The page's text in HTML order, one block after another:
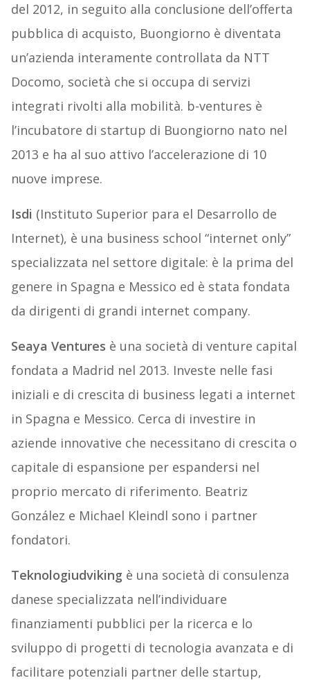
del 2012, in seguito alla conclusione dell’offerta
pubblica di acquisto, Buongiorno è diventata
un’azienda interamente controllata da NTT
Docomo, società che si occupa di servizi
integrati rivolti alla mobilità. b-ventures è
l’incubatore di startup di Buongiorno nato nel
2013 e ha al suo attivo l’accelerazione di 10
nuove imprese.
Isdi (Instituto Superior para el Desarrollo de
Internet), è una business school “internet only”
specializzata nel settore digitale: è la prima del
genere in Spagna e Messico ed è stata fondata
da dirigenti di grandi internet company.
Seaya Ventures è una società di venture capital
fondata a Madrid nel 2013. Investe nelle fasi
iniziali e di crescita di business legati a internet
in Spagna e Messico. Cerca di investire in
aziende innovative che necessitano di crescita o
capitale di espansione per espandersi nel
proprio mercato di riferimento. Beatriz
González e Michael Kleindl sono i partner
fondatori.
Teknologiudviking è una società di consulenza
danese specializzata nell’individuare
finanziamenti pubblici per la ricerca e lo
sviluppo di progetti di tecnologia avanzata e di
facilitare potenziali partner delle startup,